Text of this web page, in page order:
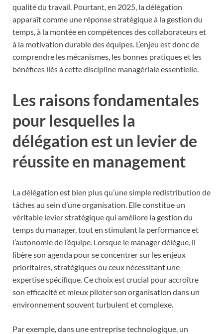
qualité du travail. Pourtant, en 2025, la délégation
apparaît comme une réponse stratégique à la gestion du
temps, à la montée en compétences des collaborateurs et
à la motivation durable des équipes. L’enjeu est donc de
comprendre les mécanismes, les bonnes pratiques et les
bénéfices liés à cette discipline managériale essentielle.
Les raisons fondamentales
pour lesquelles la
délégation est un levier de
réussite en management
La délégation est bien plus qu’une simple redistribution de
tâches au sein d’une organisation. Elle constitue un
véritable levier stratégique qui améliore la gestion du
temps du manager, tout en stimulant la performance et
l’autonomie de l’équipe. Lorsque le manager délègue, il
libère son agenda pour se concentrer sur les enjeux
prioritaires, stratégiques ou ceux nécessitant une
expertise spécifique. Ce choix est crucial pour accroître
son efficacité et mieux piloter son organisation dans un
environnement souvent turbulent et complexe.
Par exemple, dans une entreprise technologique, un